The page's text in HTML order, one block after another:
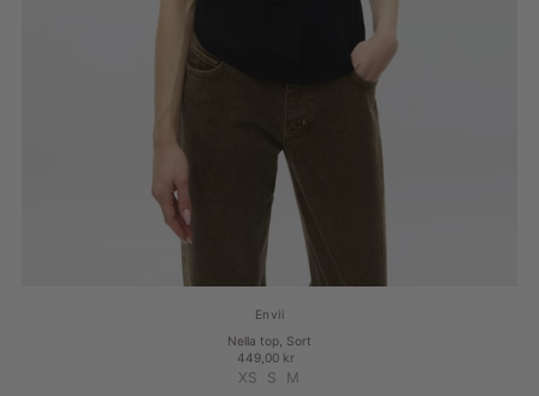
Envii
Nella top, Sort
449,00 kr
XS S M